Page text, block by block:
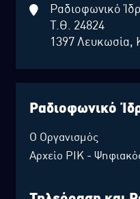
Ραδιοφωνικό
Τ.Θ. 24824
1397 Λευκωσία,
Ραδιοφωνικό
Ο Οργανισμός
Αρχείο ΡΙΚ -